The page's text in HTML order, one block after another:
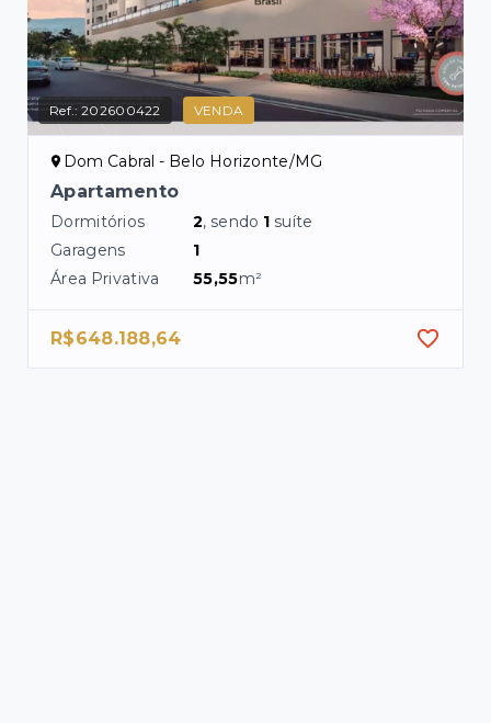
Ref.:202600422 VENDA
Dom Cabral - Belo Horizonte/MG
Apartamento
Dormitórios 2, sendo 1 suíte
Garagens
1
Área Privativa
55,55m²
R$648.188,64